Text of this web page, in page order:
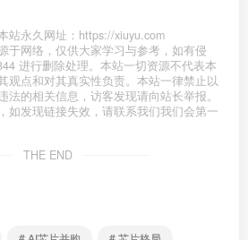
站永久网址：https://xiuyu.com
于网络，仅供大家学习与参考，如有侵
进行删除处理。本站一切资源不代表本
观点和对其真实性负责。本站一律禁止以
的相关信息，访客发现请向站长举报。
如发现链接失效，请联系我们我们会第一
THE END